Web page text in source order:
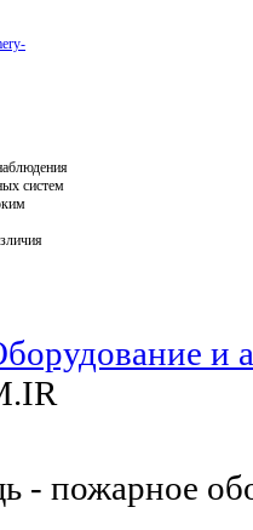
систем
и
пожарное